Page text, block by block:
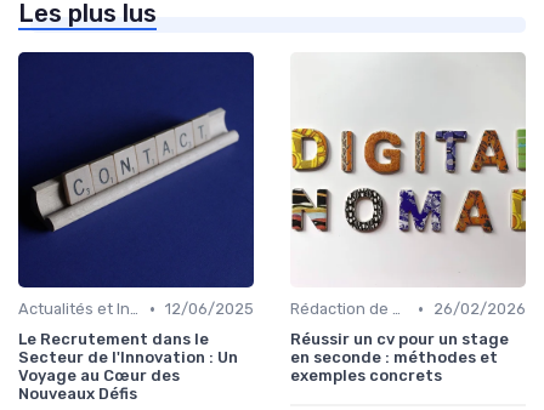
Les plus lus
Actualités et Innovations en Recrutement • 12/06/2025
Le Recrutement dans le
Secteur de l'Innovation : Un
Voyage au Cœur des
Nouveaux Défis
Rédaction de CV et Lettres de Motivation •
26/02/2026
Réussir un cv pour un stage
en seconde : méthodes et
exemples concrets